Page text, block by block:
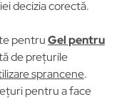
decizia corectă.
pentruGel pentru
de prețurile
sprancene.
pentru a face